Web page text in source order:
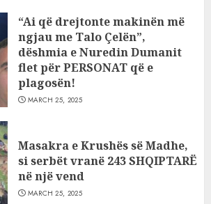
“Ai që drejtonte makinën më
ngjau me Talo Çelën”,
dëshmia e Nuredin Dumanit
flet për PERSONAT që e
plagosën!
MARCH 25, 2025
Masakra e Krushës së Madhe,
si serbët vranë 243 SHQIPTARË
në një vend
MARCH 25, 2025